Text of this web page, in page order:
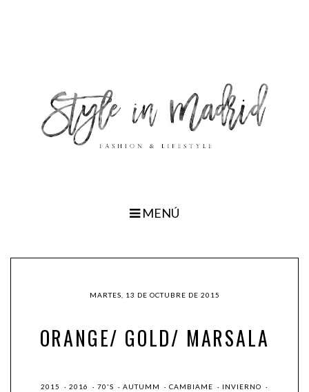
MENÚ
MARTES, 13 DE OCTUBRE DE 2015
ORANGE/ GOLD/ MARSALA
2015 · 2016 · 70'S · AUTUMM · CAMBIAME · INVIERNO ·